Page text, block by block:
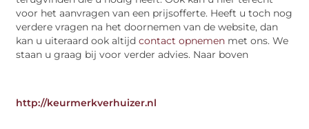
voor het aanvragen van een prijsofferte. Heeft u toch nog
verdere vragen na het doornemen van de website, dan
kan u uiteraard ook altijdcontact opnemen met ons. We
staan u graag bij voor verder advies. Naar boven
http://keurmerkverhuizer.nl